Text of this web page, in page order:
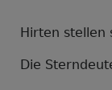
Hirten stellen
Die